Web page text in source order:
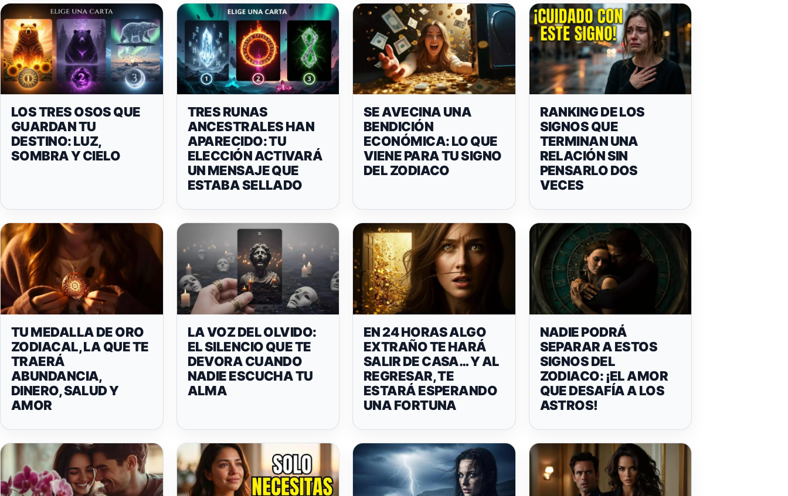
LOS TRES OSOS QUE
GUARDAN TU
DESTINO: LUZ,
SOMBRA Y CIELO
TRES RUNAS
ANCESTRALES HAN
APARECIDO: TU
ELECCIÓN ACTIVARÁ
UN MENSAJE QUE
ESTABA SELLADO
SE AVECINA UNA
BENDICIÓN
ECONÓMICA: LO QUE
VIENE PARA TU SIGNO
DEL ZODIACO
RANKING DE LOS
SIGNOS QUE
TERMINAN UNA
RELACIÓN SIN
PENSARLO DOS
VECES
TU MEDALLA DE ORO
ZODIACAL, LA QUE TE
TRAERÁ
ABUNDANCIA,
DINERO, SALUD Y
AMOR
LA VOZ DEL OLVIDO:
EL SILENCIO QUE TE
DEVORA CUANDO
NADIE ESCUCHA TU
ALMA
EN 24 HORAS ALGO
EXTRAÑO TE HARÁ
SALIR DE CASA… Y AL
REGRESAR, TE
ESTARÁ ESPERANDO
UNA FORTUNA
NADIE PODRÁ
SEPARAR A ESTOS
SIGNOS DEL
ZODIACO: ¡EL AMOR
QUE DESAFÍA A LOS
ASTROS!